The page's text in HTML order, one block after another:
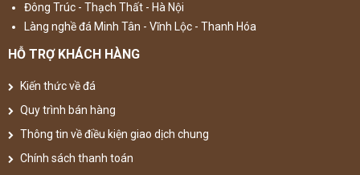
Đông Trúc - Thạch Thất - Hà Nội
Làng nghề đá Minh Tân - Vĩnh Lộc - Thanh Hóa
HỖ TRỢ KHÁCH HÀNG
Kiến thức về đá
Quy trình bán hàng
Thông tin về điều kiện giao dịch chung
Chính sách thanh toán